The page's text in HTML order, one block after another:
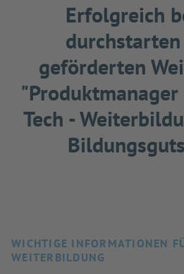
Erfolgreich
geförderten
Tech -
WICHTIGE INFORMATIONEN
WEITERBILDUNG